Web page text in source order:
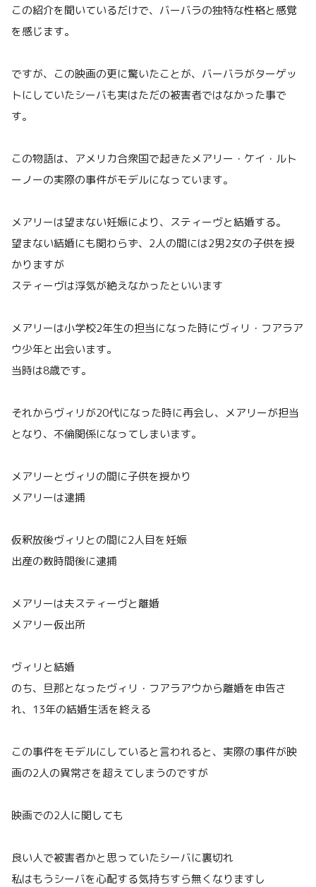
この紹介を聞いているだけで、バーバラの独特な性格と感覚
を感じます。
ですが、この映画の更に驚いたことが、バーバラがターゲッ
トにしていたシーバも実はただの被害者ではなかった事で
す。
この物語は、アメリカ合衆国で起きたメアリー・ケイ・ルト
ーノーの実際の事件がモデルになっています。
メアリーは望まない妊娠により、スティーヴと結婚する。
望まない結婚にも関わらず、2人の間には2男2女の子供を授
かりますが
スティーヴは浮気が絶えなかったといいます
メアリーは小学校2年生の担当になった時にヴィリ・フアラア
ウ少年と出会います。
当時は8歳です。
それからヴィリが20代になった時に再会し、メアリーが担当
となり、不倫関係になってしまいます。
メアリーとヴィリの間に子供を授かり
メアリーは逮捕
仮釈放後ヴィリとの間に2人目を妊娠
出産の数時間後に逮捕
メアリーは夫スティーヴと離婚
メアリー仮出所
ヴィリと結婚
のち、旦那となったヴィリ・フアラアウから離婚を申告さ
れ、13年の結婚生活を終える
この事件をモデルにしていると言われると、実際の事件が映
画の2人の異常さを超えてしまうのですが
映画での2人に関しても
良い人で被害者かと思っていたシーバに裏切れ
私はもうシーバを心配する気持ちすら無くなりますし